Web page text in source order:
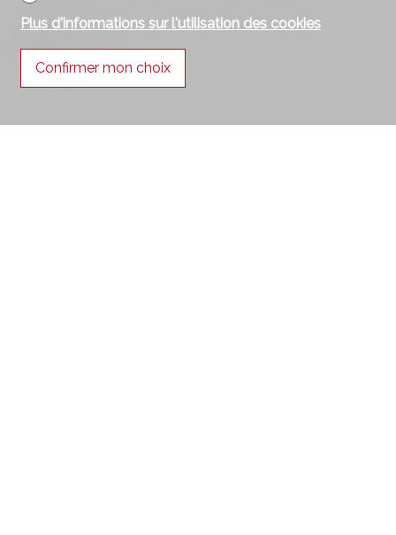
Revenu
Plus d'informations sur l'utilisation des cookies
Confirmer mon choix